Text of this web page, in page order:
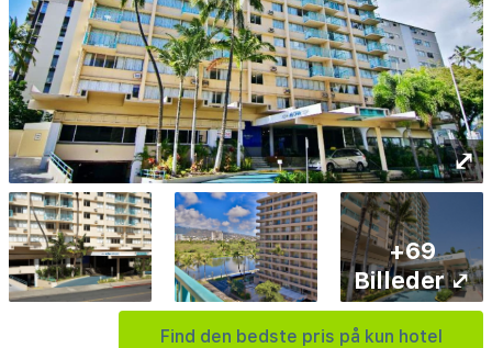
⤢
Find den bedste pris på kun hotel
+69
Billeder ⤢